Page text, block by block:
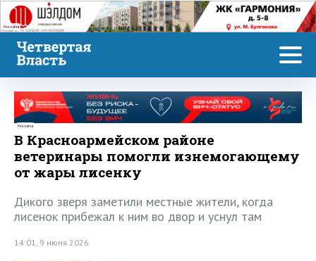
Реклама
Реклама
В Красноармейском районе
ветеринары помогли изнемогающему
от жары лисенку
Дикого зверя заметили местные жители, когда
лисенок прибежал к ним во двор и уснул там
14:01, 9 июня 2026